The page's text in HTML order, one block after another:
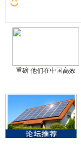
重磅 他们在中国高效